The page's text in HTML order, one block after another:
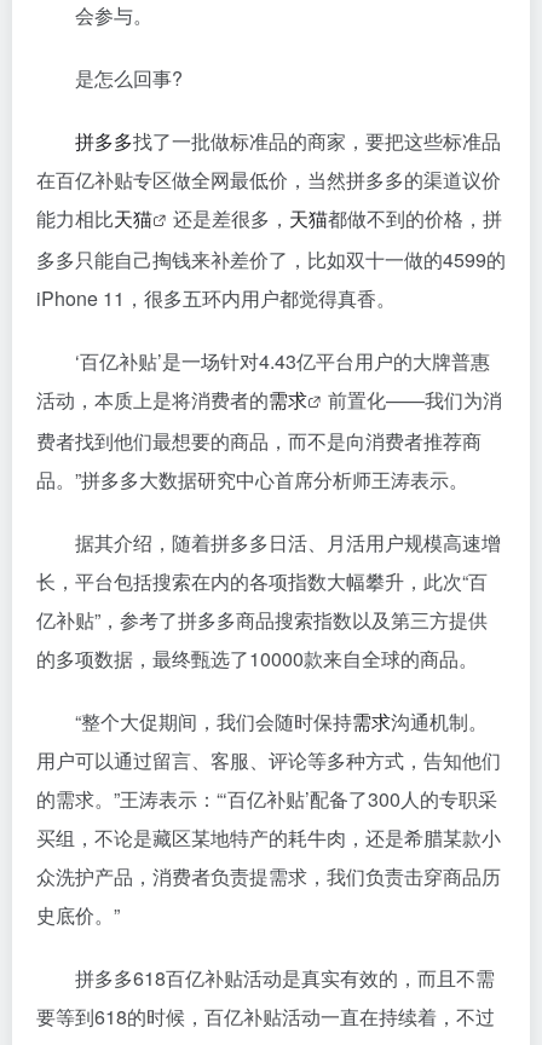
会参与。
是怎么回事?
拼多多找了一批做标准品的商家，要把这些标准品
在百亿补贴专区做全网最低价，当然拼多多的渠道议价
能力相比天猫 还是差很多， 天猫都做不到的价格，拼
多多只能自己掏钱来补差价了，比如双十一做的4599的
iPhone 11，很多五环内用户都觉得真香。
‘百亿补贴’是一场针对4.43亿平台用户的大牌普惠
活动，本质上是将消费者的需求
前置化——我们为消
费者找到他们最想要的商品，而不是向消费者推荐商
品。”拼多多大数据研究中心首席分析师王涛表示。
据其介绍，随着拼多多日活、月活用户规模高速增
长，平台包括搜索在内的各项指数大幅攀升，此次“百
亿补贴”，参考了拼多多商品搜索指数以及第三方提供
的多项数据，最终甄选了10000款来自全球的商品。
“整个大促期间，我们会随时保持需求沟通机制。
用户可以通过留言、客服、评论等多种方式，告知他们
的需求。”王涛表示：“‘百亿补贴’配备了300人的专职采
买组，不论是藏区某地特产的耗牛肉，还是希腊某款小
众洗护产品，消费者负责提需求，我们负责击穿商品历
史底价。”
拼多多618百亿补贴活动是真实有效的，而且不需
要等到618的时候，百亿补贴活动一直在持续着，不过